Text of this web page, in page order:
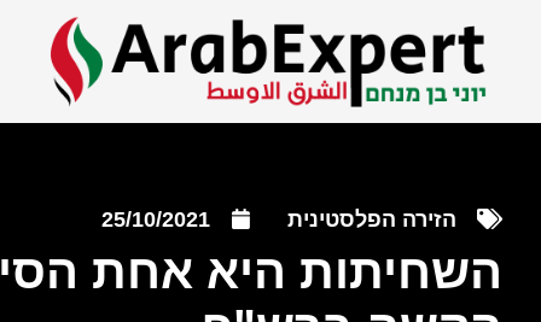
הזירה הפלסטינית 25/10/2021
השחיתות היא אחת